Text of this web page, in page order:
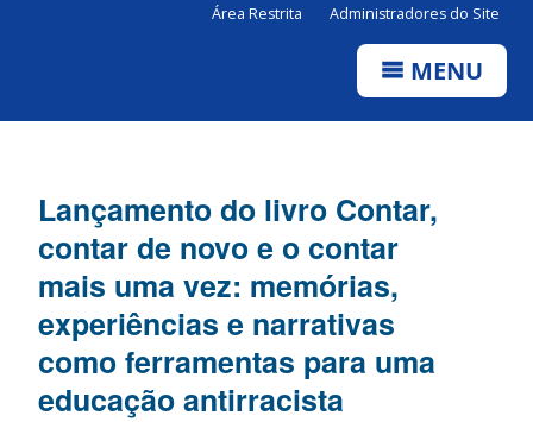
Área Restrita Administradores do Site
MENU
Lançamento do livro Contar,
contar de novo e o contar
mais uma vez: memórias,
experiências e narrativas
como ferramentas para uma
educação antirracista